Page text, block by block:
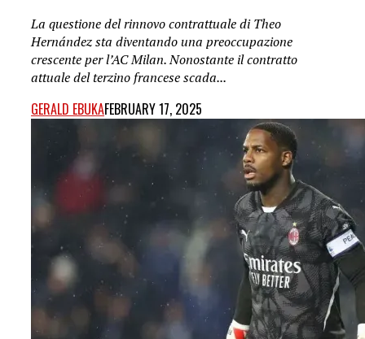
La questione del rinnovo contrattuale di Theo
Hernández sta diventando una preoccupazione
crescente per l’AC Milan. Nonostante il contratto
attuale del terzino francese scada...
GERALD EBUKAFEBRUARY 17, 2025